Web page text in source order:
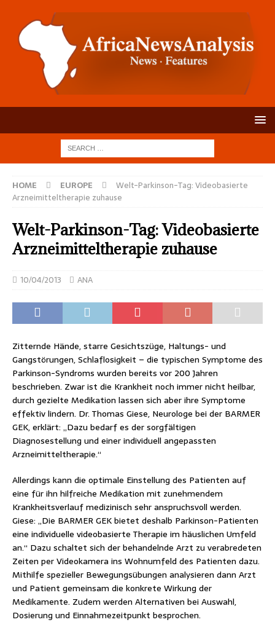
HOME EUROPE
Welt-Parkinson-Tag: Videobasierte
Arzneimitteltherapie zuhause
Welt-Parkinson-Tag: Videobasierte
Arzneimitteltherapie zuhause
10/04/2013 ANA
Zitternde Hände, starre Gesichtszüge, Haltungs- und
Gangstörungen, Schlaflosigkeit – die typischen Symptome des
Parkinson-Syndroms wurden bereits vor 200 Jahren
beschrieben. Zwar ist die Krankheit noch immer nicht heilbar,
durch gezielte Medikation lassen sich aber ihre Symptome
effektiv lindern. Dr. Thomas Giese, Neurologe bei der BARMER
GEK, erklärt: „Dazu bedarf es der sorgfältigen
Diagnosestellung und einer individuell angepassten
Arzneimitteltherapie.“
Allerdings kann die optimale Einstellung des Patienten auf
eine für ihn hilfreiche Medikation mit zunehmendem
Krankheitsverlauf medizinisch sehr anspruchsvoll werden.
Giese: „Die BARMER GEK bietet deshalb Parkinson-Patienten
eine individuelle videobasierte Therapie im häuslichen Umfeld
an.“ Dazu schaltet sich der behandelnde Arzt zu verabredeten
Zeiten per Videokamera ins Wohnumfeld des Patienten dazu.
Mithilfe spezieller Bewegungsübungen analysieren dann Arzt
und Patient gemeinsam die konkrete Wirkung der
Medikamente. Zudem werden Alternativen bei Auswahl,
Dosierung und Einnahmezeitpunkt besprochen.